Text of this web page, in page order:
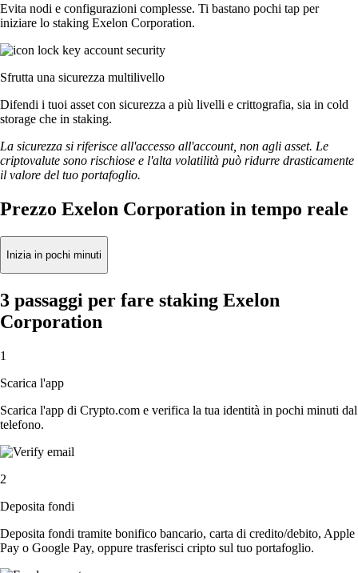
Evita nodi e configurazioni complesse. Ti bastano pochi tap per
iniziare lo staking Exelon Corporation.
Sfrutta una sicurezza multilivello
Difendi i tuoi asset con sicurezza a più livelli e crittografia, sia in cold
storage che in staking.
La sicurezza si riferisce all'accesso all'account, non agli asset. Le
criptovalute sono rischiose e l'alta volatilità può ridurre drasticamente
il valore del tuo portafoglio.
Prezzo Exelon Corporation in tempo reale
Inizia in pochi minuti
3 passaggi per fare staking Exelon
Corporation
1
Scarica l'app
Scarica l'app di Crypto.com e verifica la tua identità in pochi minuti dal
telefono.
2
Deposita fondi
Deposita fondi tramite bonifico bancario, carta di credito/debito, Apple
Pay o Google Pay, oppure trasferisci cripto sul tuo portafoglio.